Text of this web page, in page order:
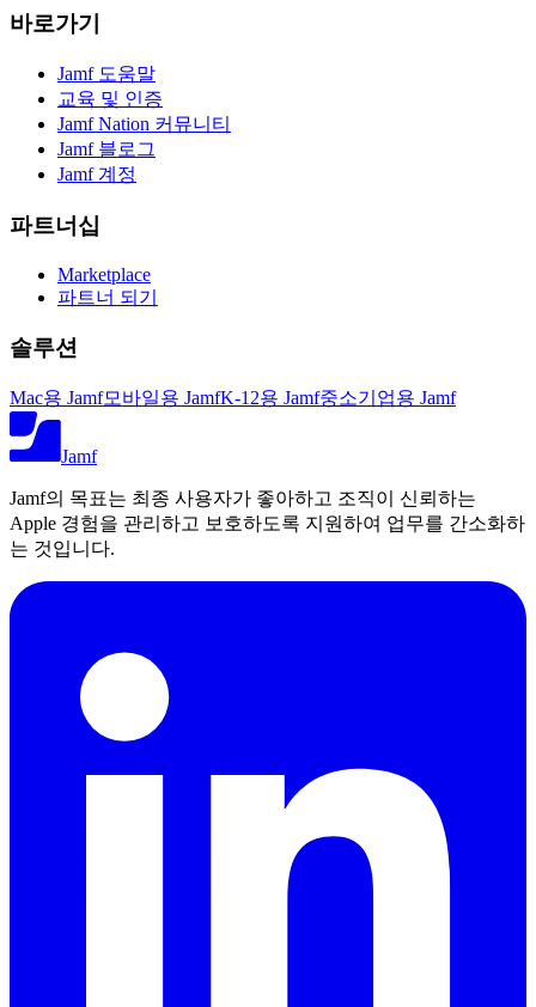
바로가기
Jamf 도움말
교육 및 인증
Jamf Nation 커뮤니티
Jamf 블로그
Jamf 계정
파트너십
Marketplace
파트너 되기
솔루션
Mac용 Jamf모바일용 JamfK-12용 Jamf중소기업용 Jamf
Jamf
Jamf의 목표는 최종 사용자가 좋아하고 조직이 신뢰하는
Apple 경험을 관리하고 보호하도록 지원하여 업무를 간소화하
는 것입니다.